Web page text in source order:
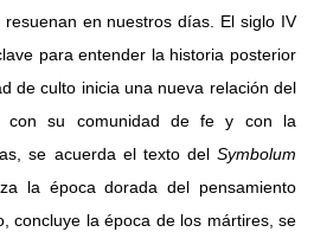
en nuestros días. El siglo IV
para entender la historia posterior
de culto inicia una nueva relación del
con su comunidad de fe y con la
se acuerda el texto del Symbolum
la época dorada del pensamiento
concluye la época de los mártires, se